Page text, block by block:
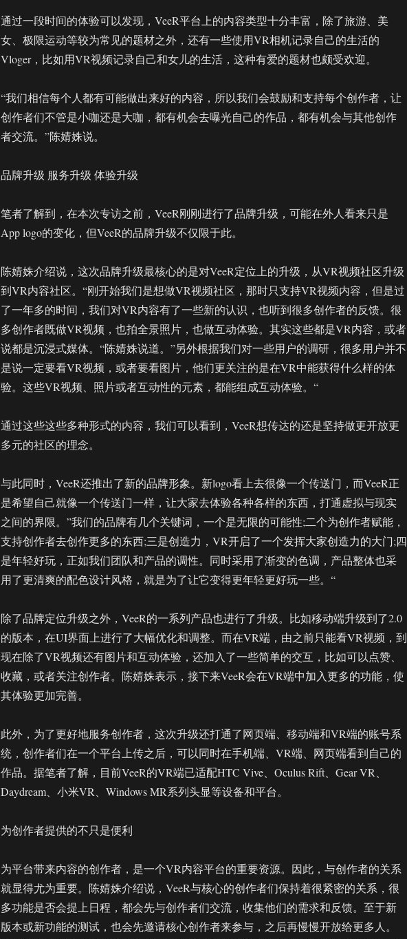
通过一段时间的体验可以发现，VeeR平台上的内容类型十分丰富，除了旅游、美
女、极限运动等较为常见的题材之外，还有一些使用VR相机记录自己的生活的
Vloger，比如用VR视频记录自己和女儿的生活，这种有爱的题材也颇受欢迎。
“我们相信每个人都有可能做出来好的内容，所以我们会鼓励和支持每个创作者，让
创作者们不管是小咖还是大咖，都有机会去曝光自己的作品，都有机会与其他创作
者交流。”陈婧姝说。
品牌升级 服务升级 体验升级
笔者了解到，在本次专访之前，VeeR刚刚进行了品牌升级，可能在外人看来只是
App logo的变化，但VeeR的品牌升级不仅限于此。
陈婧姝介绍说，这次品牌升级最核心的是对VeeR定位上的升级，从VR视频社区升级
到VR内容社区。“刚开始我们是想做VR视频社区，那时只支持VR视频内容，但是过
了一年多的时间，我们对VR内容有了一些新的认识，也听到很多创作者的反馈。很
多创作者既做VR视频，也拍全景照片，也做互动体验。其实这些都是VR内容，或者
说都是沉浸式媒体。“陈婧姝说道。”另外根据我们对一些用户的调研，很多用户并不
是说一定要看VR视频，或者要看图片，他们更关注的是在VR中能获得什么样的体
验。这些VR视频、照片或者互动性的元素，都能组成互动体验。“
通过这些这些多种形式的内容，我们可以看到，VeeR想传达的还是坚持做更开放更
多元的社区的理念。
与此同时，VeeR还推出了新的品牌形象。新logo看上去很像一个传送门，而VeeR正
是希望自己就像一个传送门一样，让大家去体验各种各样的东西，打通虚拟与现实
之间的界限。”我们的品牌有几个关键词，一个是无限的可能性;二个为创作者赋能，
支持创作者去创作更多的东西;三是创造力，VR开启了一个发挥大家创造力的大门;四
是年轻好玩，正如我们团队和产品的调性。同时采用了渐变的色调，产品整体也采
用了更清爽的配色设计风格，就是为了让它变得更年轻更好玩一些。“
除了品牌定位升级之外，VeeR的一系列产品也进行了升级。比如移动端升级到了2.0
的版本，在UI界面上进行了大幅优化和调整。而在VR端，由之前只能看VR视频，到
现在除了VR视频还有图片和互动体验，还加入了一些简单的交互，比如可以点赞、
收藏，或者关注创作者。陈婧姝表示，接下来VeeR会在VR端中加入更多的功能，使
其体验更加完善。
此外，为了更好地服务创作者，这次升级还打通了网页端、移动端和VR端的账号系
统，创作者们在一个平台上传之后，可以同时在手机端、VR端、网页端看到自己的
作品。据笔者了解，目前VeeR的VR端已适配HTC Vive、Oculus Rift、Gear VR、
Daydream、小米VR、Windows MR系列头显等设备和平台。
为创作者提供的不只是便利
为平台带来内容的创作者，是一个VR内容平台的重要资源。因此，与创作者的关系
就显得尤为重要。陈婧姝介绍说，VeeR与核心的创作者们保持着很紧密的关系，很
多功能是否会提上日程，都会先与创作者们交流，收集他们的需求和反馈。至于新
版本或新功能的测试，也会先邀请核心创作者来参与，之后再慢慢开放给更多人。